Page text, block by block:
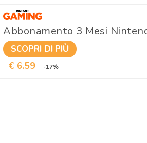
Abbonamento 3 Mesi
SCOPRI DI PIÙ
€ 6.59 -17%